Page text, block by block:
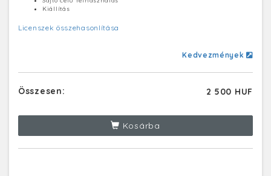
Kiállítás
Licenszek összehasonlítása
Kedvezmények
Összesen: 2 500 HUF
Kosárba